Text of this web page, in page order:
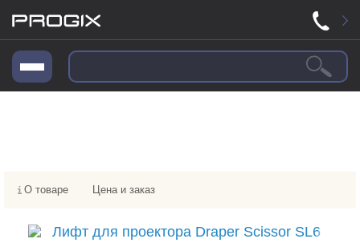
О товаре Цена и заказ